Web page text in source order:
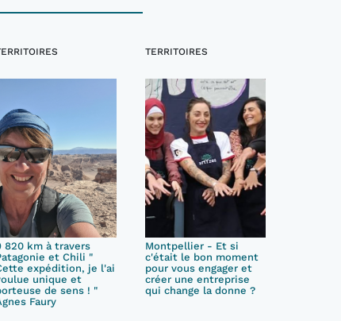
820 km à travers
et Chili "
expédition, je l'ai
unique et
de sens ! "
Faury
TERRITOIRES
Montpellier - Et si
c'était le bon moment
pour vous engager et
créer une entreprise
qui change la donne ?